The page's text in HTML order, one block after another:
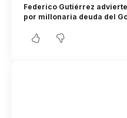
Federico Gutiérrez
por millonaria deuda del